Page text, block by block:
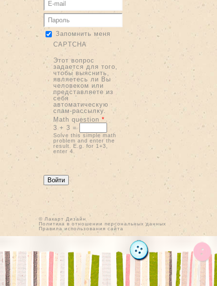
Запомнить меня
CAPTCHA
Этот вопрос
задается для того,
чтобы выяснить,
являетесь ли Вы
человеком или
представляете из
себя
автоматическую
спам-рассылку.
Math question *
3 + 3 =
Solve this simple math
problem and enter the
result. E.g. for 1+3,
enter 4.
© Лакарт Дизайн
Политика в отношении персональных данных
Правила использования сайта